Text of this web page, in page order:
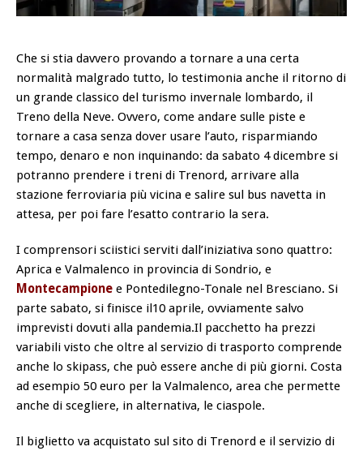
Che si stia davvero provando a tornare a una certa
normalità malgrado tutto, lo testimonia anche il ritorno di
un grande classico del turismo invernale lombardo, il
Treno della Neve. Ovvero, come andare sulle piste e
tornare a casa senza dover usare l’auto, risparmiando
tempo, denaro e non inquinando: da sabato 4 dicembre si
potranno prendere i treni di Trenord, arrivare alla
stazione ferroviaria più vicina e salire sul bus navetta in
attesa, per poi fare l’esatto contrario la sera.
I comprensori sciistici serviti dall’iniziativa sono quattro:
Aprica e Valmalenco in provincia di Sondrio, e
Montecampione e Pontedilegno-Tonale nel Bresciano. Si
parte sabato, si finisce il10 aprile, ovviamente salvo
imprevisti dovuti alla pandemia.Il pacchetto ha prezzi
variabili visto che oltre al servizio di trasporto comprende
anche lo skipass, che può essere anche di più giorni. Costa
ad esempio 50 euro per la Valmalenco, area che permette
anche di scegliere, in alternativa, le ciaspole.
Il biglietto va acquistato sul sito di Trenord e il servizio di